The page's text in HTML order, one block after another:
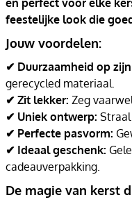
en perfect voor elke
feestelijke look die
Jouw voordelen:
✔ Duurzaamheid op
gerecycled materiaal.
✔ Zit lekker: Zeg
✔ Uniek ontwerp: Straal
✔ Perfecte pasvorm:
✔ Ideaal geschenk:
cadeauverpakking.
De magie van kerst